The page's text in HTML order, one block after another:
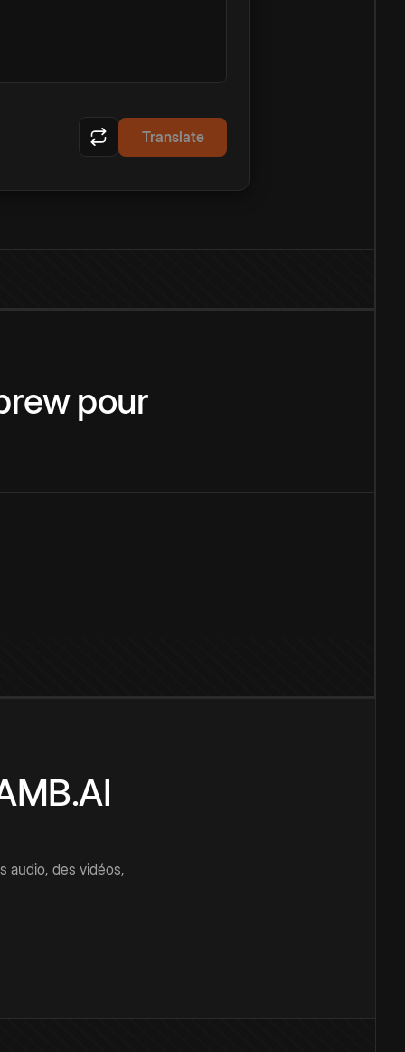
Translate
pour
audio, des vidéos,